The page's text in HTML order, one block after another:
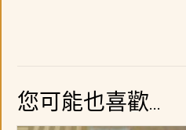
您可能也喜歡…